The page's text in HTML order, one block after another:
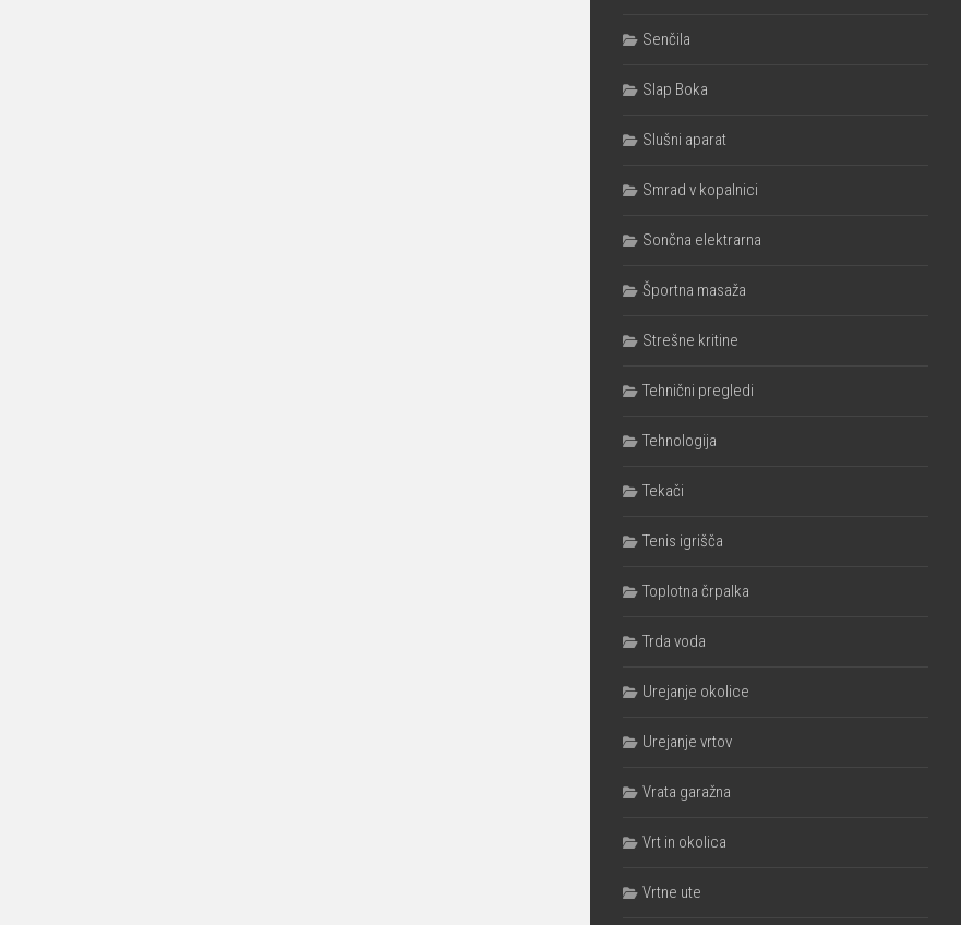
Senčila
Slap Boka
Slušni aparat
Smrad v kopalnici
Sončna elektrarna
Športna masaža
Strešne kritine
Tehnični pregledi
Tehnologija
Tekači
Tenis igrišča
Toplotna črpalka
Trda voda
Urejanje okolice
Urejanje vrtov
Vrata garažna
Vrt in okolica
Vrtne ute